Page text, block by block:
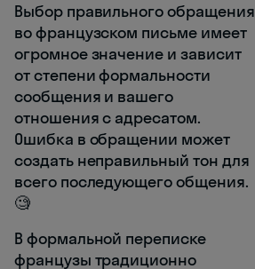
Выбор правильного обращения
во французском письме имеет
огромное значение и зависит
от степени формальности
сообщения и вашего
отношения с адресатом.
Ошибка в обращении может
создать неправильный тон для
всего последующего общения.
🧐
В формальной переписке
французы традиционно